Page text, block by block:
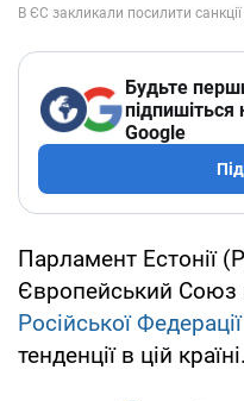
Будьте
Google
Парламент Естонії
Європейський Союз
Російської Федерації
тенденції в цій країні.